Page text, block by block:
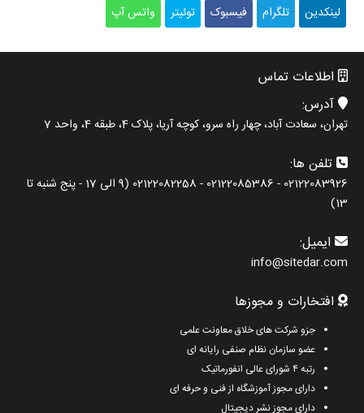
لینکدین تلگرام فیسبوک توئیتر واتس آپ
اطلاعات تماس
آدرس:
تهران، سعادت آباد، چهار راه سرو، کوچه آریا، پلاک 4، طبقه 4، واحد 7
تلفن ها:
02122083926 - 02122085386 - 02122082258 (9 الی 17 - پنج شنبه تا
13)
ایمیل:
info@sitedar.com
افتخارات و مجوزها
جزو شرکت های خلاق معاونت علمی
عضو سازمان نظام صنفی رایانه ای
رتبه ۴ شورای عالی انفورماتیک
دارای مجوز آموزشگاه از فنی و حرفه ای
دارای مجوز نشر دیجیتال